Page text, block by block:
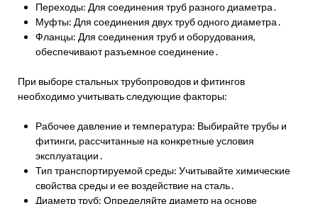
Переходы: Для соединения труб разного диаметра․
Муфты: Для соединения двух труб одного диаметра․
Фланцы: Для соединения труб и оборудования,
обеспечивают разъемное соединение․
При выборе стальных трубопроводов и фитингов
необходимо учитывать следующие факторы:
Рабочее давление и температура: Выбирайте трубы и
фитинги, рассчитанные на конкретные условия
эксплуатации․
Тип транспортируемой среды: Учитывайте химические
свойства среды и ее воздействие на сталь․
Диаметр труб: Определяйте диаметр на основе